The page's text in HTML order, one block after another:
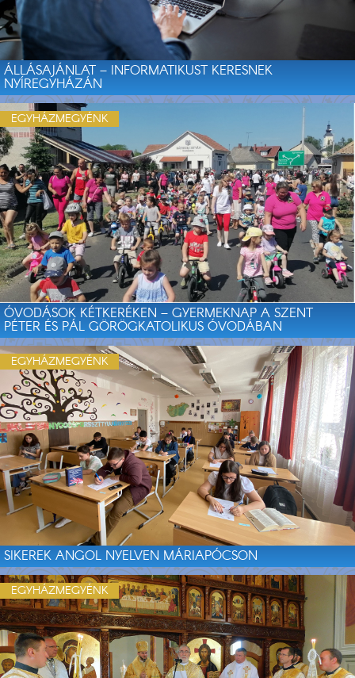
ÁLLÁSAJÁNLAT – INFORMATIKUST KERESNEK
NYÍREGYHÁZÁN
ÓVODÁSOK KÉTKERÉKEN – GYERMEKNAP A SZENT
PÉTER ÉS PÁL GÖRÖGKATOLIKUS ÓVODÁBAN
EGYHÁZMEGYÉNK
SIKEREK ANGOL NYELVEN MÁRIAPÓCSON
EGYHÁZMEGYÉNK
EGYHÁZMEGYÉNK